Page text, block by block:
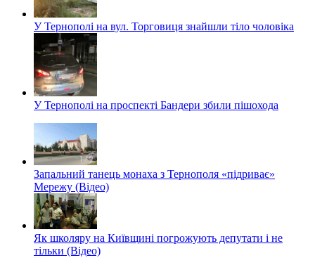
У Тернополі на вул. Торговиця знайшли тіло чоловіка
У Тернополі на проспекті Бандери збили пішохода
Запальний танець монаха з Тернополя «підриває»
Мережу (Відео)
Як школяру на Київщині погрожують депутати і не
тільки (Відео)